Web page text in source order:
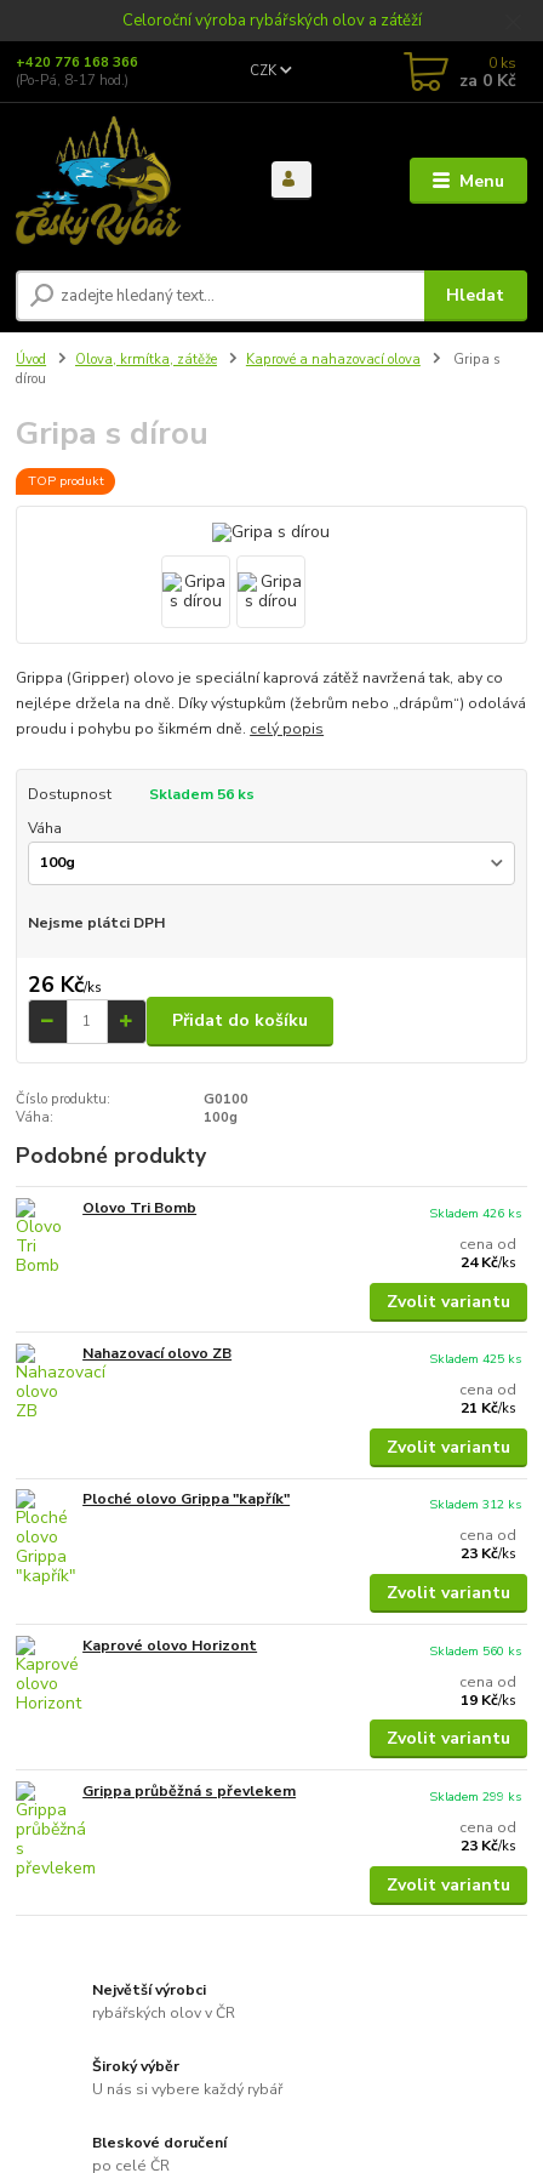
Celoroční výroba rybářských olov a zátěží
Menu
CZK
Hledat
+420 776 168 366
(Po-Pá, 8-17 hod.)
0 ks
za 0 Kč
Úvod Olova, krmítka, zátěže Kaprové a nahazovací olova
Gripa s
dírou
Gripa s dírou
TOP produkt
Grippa (Gripper) olovo je speciální kaprová zátěž navržená tak, aby co
nejlépe držela na dně. Díky výstupkům (žebrům nebo „drápům“) odolává
proudu i pohybu po šikmém dně. celý popis
Dostupnost
Skladem 56 ks
Váha
Nejsme plátci DPH
26 Kč/ks
Přidat do košíku
Číslo produktu:
G0100
Váha:
100g
Podobné produkty
Olovo Tri Bomb
cena od
24 Kč/ks
Skladem 426 ks
Zvolit variantu
Nahazovací olovo ZB
cena od
21 Kč/ks
Skladem 425 ks
Zvolit variantu
Ploché olovo Grippa "kapřík"
cena od
23 Kč/ks
Skladem 312 ks
Zvolit variantu
Kaprové olovo Horizont
cena od
19 Kč/ks
Skladem 560 ks
Zvolit variantu
Grippa průběžná s převlekem
cena od
23 Kč/ks
Skladem 299 ks
Zvolit variantu
Největší výrobci
rybářských olov v ČR
Široký výběr
U nás si vybere každý rybář
Bleskové doručení
po celé ČR